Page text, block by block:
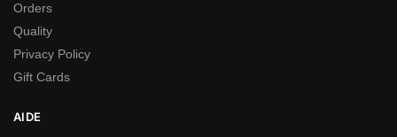
Orders
Quality
Privacy Policy
Gift Cards
AIDE